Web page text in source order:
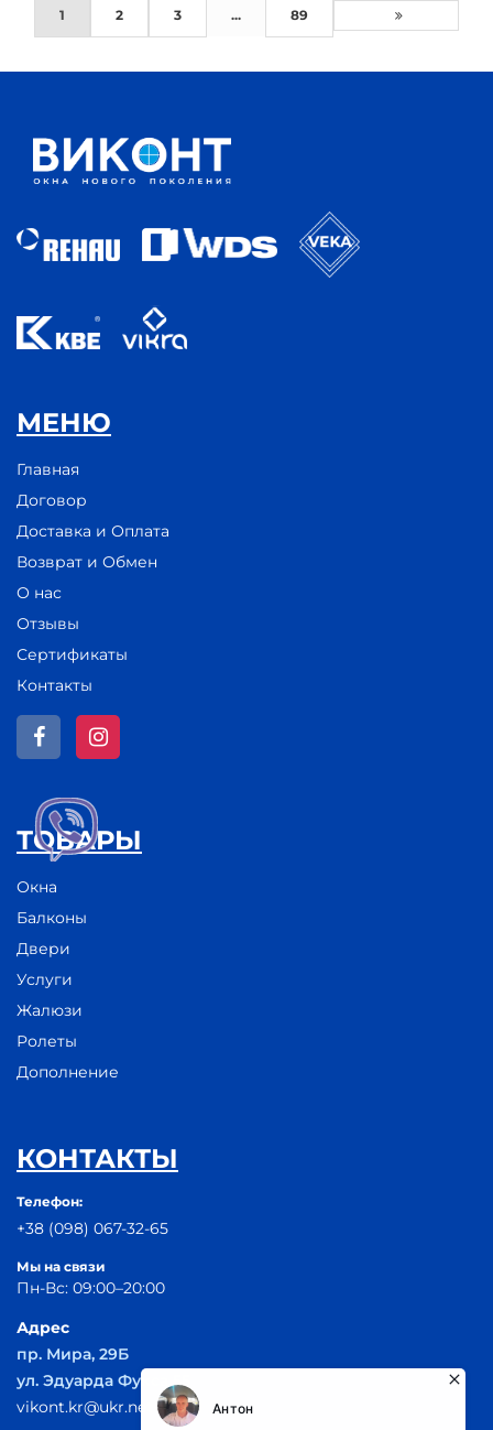
1 2 3 ... 89
МЕНЮ
Главная
Договор
Доставка и Оплата
Возврат и Обмен
О нас
Отзывы
Сертификаты
Контакты
ТОВАРЫ
Окна
Балконы
Двери
Услуги
Жалюзи
Ролеты
Дополнение
КОНТАКТЫ
Телефон:
+38 (098) 067-32-65
Мы на связи
Пн-Вс: 09:00–20:00
Адрес
пр. Мира, 29Б
ул. Эдуарда Фукса 55
vikont.kr@ukr.net